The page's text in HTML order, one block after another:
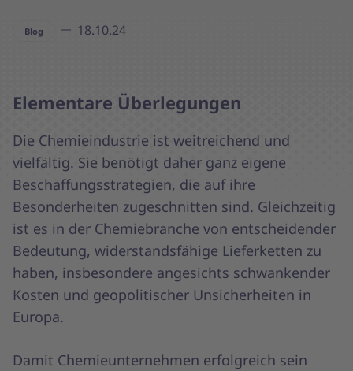
Blog 18.10.24
Elementare Überlegungen
Die Chemieindustrie ist weitreichend und
vielfältig. Sie benötigt daher ganz eigene
Beschaffungsstrategien, die auf ihre
Besonderheiten zugeschnitten sind. Gleichzeitig
ist es in der Chemiebranche von entscheidender
Bedeutung, widerstandsfähige Lieferketten zu
haben, insbesondere angesichts schwankender
Kosten und geopolitischer Unsicherheiten in
Europa.
Damit Chemieunternehmen erfolgreich sein